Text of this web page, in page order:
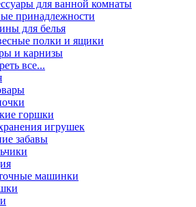
для ванной комнаты
принадлежности
для белья
полки и ящики
и карнизы
все...
горшки
игрушек
забавы
машинки